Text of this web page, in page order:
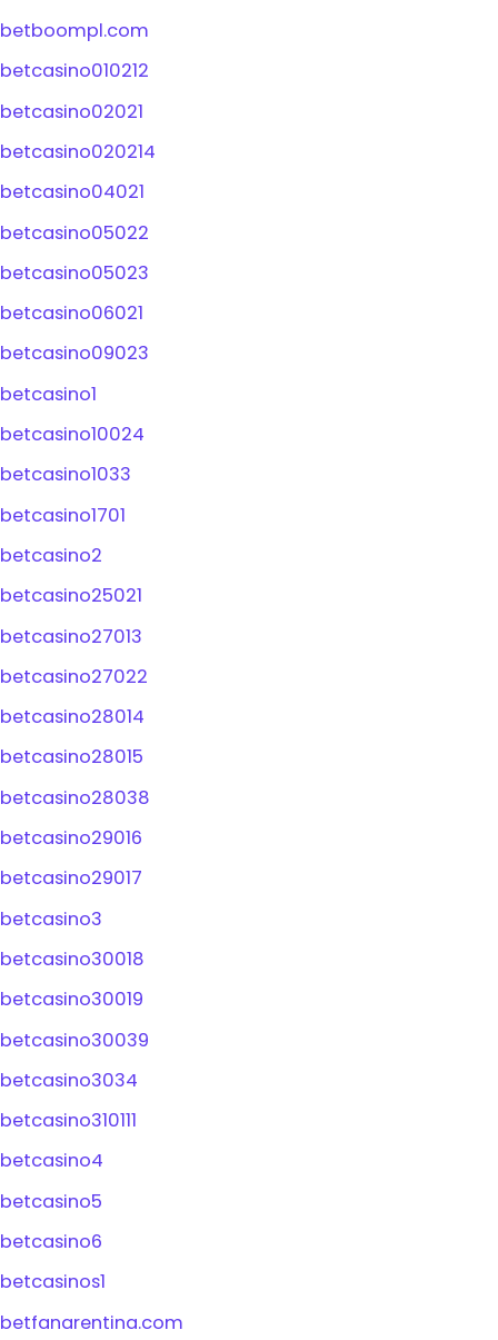
betboompl.com
betcasino010212
betcasino02021
betcasino020214
betcasino04021
betcasino05022
betcasino05023
betcasino06021
betcasino09023
betcasino1
betcasino10024
betcasino1033
betcasino1701
betcasino2
betcasino25021
betcasino27013
betcasino27022
betcasino28014
betcasino28015
betcasino28038
betcasino29016
betcasino29017
betcasino3
betcasino30018
betcasino30019
betcasino30039
betcasino3034
betcasino310111
betcasino4
betcasino5
betcasino6
betcasinos1
betfanarentina.com